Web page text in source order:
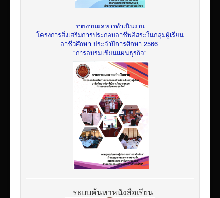
รายงานผลหารดำเนินงาน
โครงการสิ่งเสริมการประกอบอาชีพอิสระในกลุ่มผู้เรียน
อาชีวศึกษา ประจำปีการศึกษา 2566
"การอบรมเขียนแผนธุรกิจ"
ระบบค้นหาหนังสือเรียน